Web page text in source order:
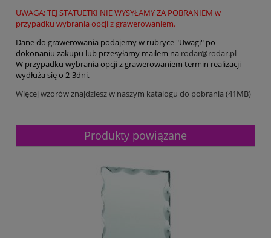
UWAGA: TEJ STATUETKI NIE WYSYŁAMY ZA POBRANIEM w
przypadku wybrania opcji z grawerowaniem.
Dane do grawerowania podajemy w rubryce "Uwagi" po
dokonaniu zakupu lub przesyłamy mailem na rodar@rodar.pl
W przypadku wybrania opcji z grawerowaniem termin realizacji
wydłuża się o 2-3dni.
Więcej wzorów znajdziesz w naszym katalogu do pobrania (41MB)
Produkty powiązane